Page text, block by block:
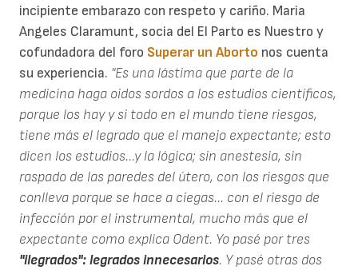
incipiente embarazo con respeto y cariño. Maria
Angeles Claramunt, socia del El Parto es Nuestro y
cofundadora del foro Superar un Aborto nos cuenta
su experiencia. "Es una lástima que parte de la
medicina haga oidos sordos a los estudios científicos,
porque los hay y si todo en el mundo tiene riesgos,
tiene más el legrado que el manejo expectante; esto
dicen los estudios...y la lógica; sin anestesia, sin
raspado de las paredes del útero, con los riesgos que
conlleva porque se hace a ciegas... con el riesgo de
infección por el instrumental, mucho más que el
expectante como explica Odent. Yo pasé por tres
"ilegrados": legrados innecesarios. Y pasé otras dos